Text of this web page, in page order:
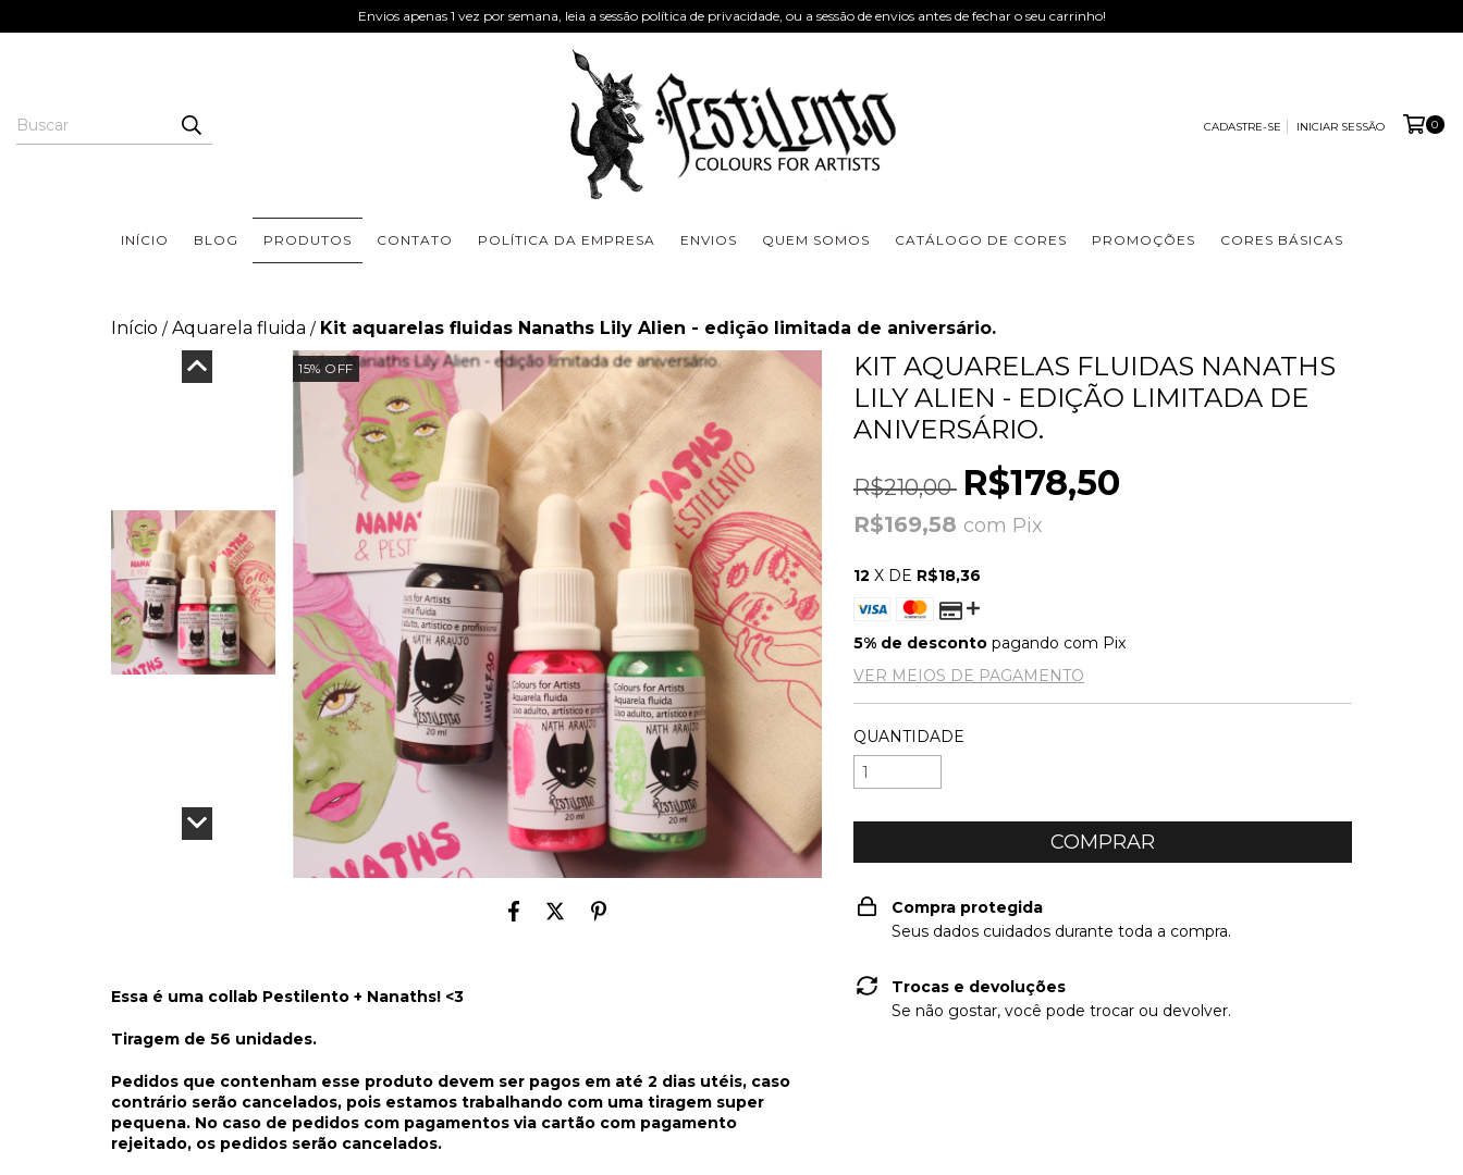
Envios apenas 1 vez por semana, leia a sessão política de privacidade, ou a sessão de envios antes de fechar o seu carrinho!
CADASTRE-SE INICIAR SESSÃO 0
INÍCIO BLOG PRODUTOS CONTATO POLÍTICA DA EMPRESA ENVIOS QUEM SOMOS CATÁLOGO DE CORES PROMOÇÕES CORES BÁSICAS
Início / Aquarela fluida / Kit aquarelas fluidas Nanaths Lily Alien - edição limitada de aniversário.
15% OFF
Essa é uma collab Pestilento + Nanaths! <3
Tiragem de 56 unidades.
Pedidos que contenham esse produto devem ser pagos em até 2 dias utéis, caso
contrário serão cancelados, pois estamos trabalhando com uma tiragem super
pequena. No caso de pedidos com pagamentos via cartão com pagamento
rejeitado, os pedidos serão cancelados.
KIT AQUARELAS FLUIDAS NANATHS
LILY ALIEN - EDIÇÃO LIMITADA DE
ANIVERSÁRIO.
R$210,00 R$178,50
R$169,58 com Pix
12 X DE R$18,36
5% de desconto pagando com Pix
VER MEIOS DE PAGAMENTO
QUANTIDADE
Compra protegida
Seus dados cuidados durante toda a compra.
Trocas e devoluções
Se não gostar, você pode trocar ou devolver.